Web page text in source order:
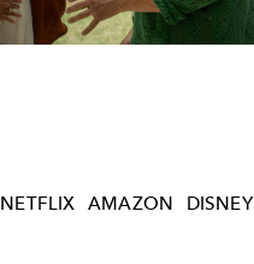
Video
NETFLIX AMAZON DISNEY